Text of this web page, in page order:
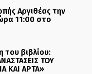
Αργιθέας την
11:00 στο
βιβλίου:
ΤΟΥ
ΚΑΙ ΑΡΤΑ»